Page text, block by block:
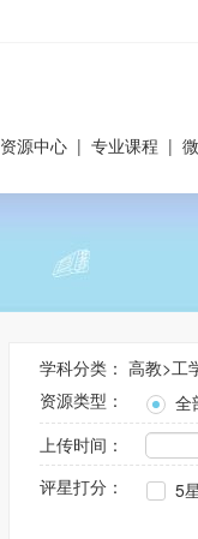
资源中心 | 专业课程 |
学科分类： 高教>工
资源类型：
全
上传时间：
评星打分：
5